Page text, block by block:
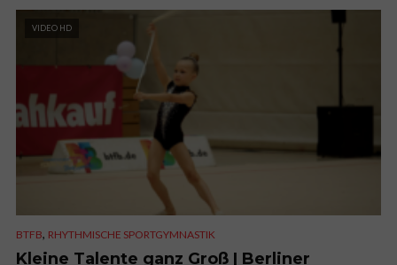
VIDEO HD
BTFB, RHYTHMISCHE SPORTGYMNASTIK
Kleine Talente ganz Groß | Berliner